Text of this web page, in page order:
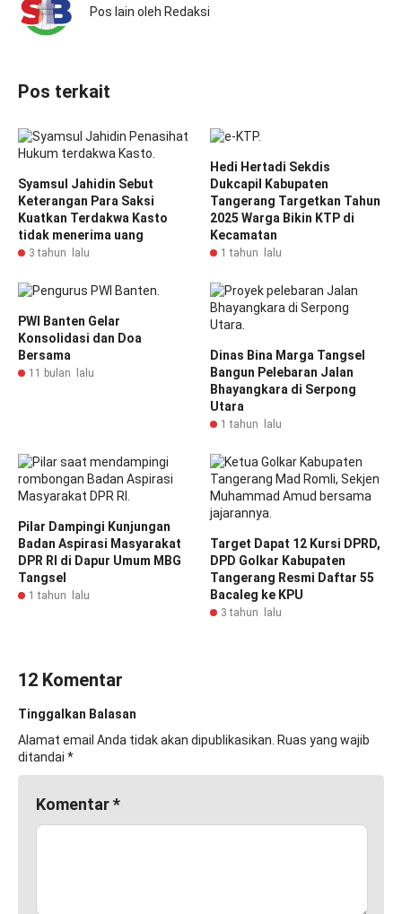
Pos lain oleh Redaksi
Pos terkait
Syamsul Jahidin Sebut
Keterangan Para Saksi
Kuatkan Terdakwa Kasto
tidak menerima uang
3 tahun lalu
Hedi Hertadi Sekdis
Dukcapil Kabupaten
Tangerang Targetkan Tahun
2025 Warga Bikin KTP di
Kecamatan
1 tahun lalu
PWI Banten Gelar
Konsolidasi dan Doa
Bersama
11 bulan lalu
Dinas Bina Marga Tangsel
Bangun Pelebaran Jalan
Bhayangkara di Serpong
Utara
1 tahun lalu
Pilar Dampingi Kunjungan
Badan Aspirasi Masyarakat
DPR RI di Dapur Umum MBG
Tangsel
1 tahun lalu
Target Dapat 12 Kursi DPRD,
DPD Golkar Kabupaten
Tangerang Resmi Daftar 55
Bacaleg ke KPU
3 tahun lalu
12 Komentar
Tinggalkan Balasan
Alamat email Anda tidak akan dipublikasikan. Ruas yang wajib
ditandai *
Komentar*